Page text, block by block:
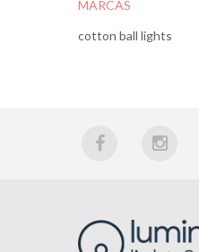
MARCAS
cotton ball lights